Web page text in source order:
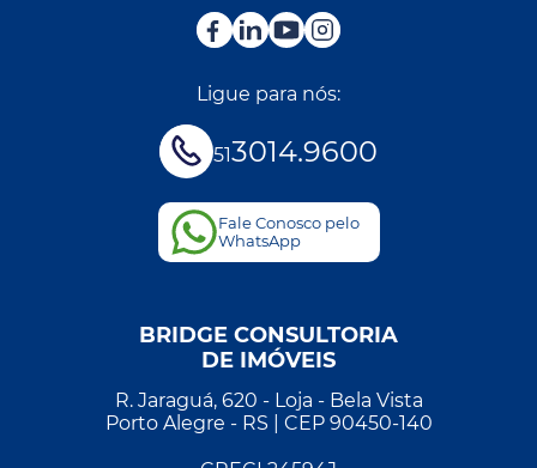
Ligue para nós:
513014.9600
Fale Conosco pelo
WhatsApp
BRIDGE CONSULTORIA
DE IMÓVEIS
R. Jaraguá, 620 - Loja - Bela Vista
Porto Alegre - RS | CEP 90450-140